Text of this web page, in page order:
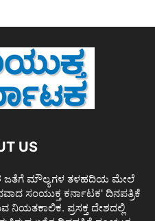
US
ಜತೆಗೆ ಮೌಲ್ಯಗಳ ತಳಹದಿಯ ಮೇಲೆ
ಸಂಯುಕ್ತ ಕರ್ನಾಟಕ' ದಿನಪತ್ರಿಕೆ
ನಿಯತಕಾಲಿಕ. ಪ್ರಸಕ್ತ ದೇಶದಲ್ಲಿ